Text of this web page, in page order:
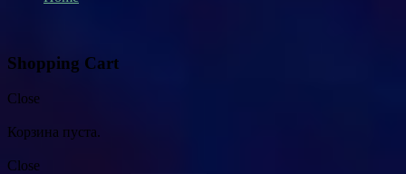
Shopping Cart
Close
Корзина пуста.
Close